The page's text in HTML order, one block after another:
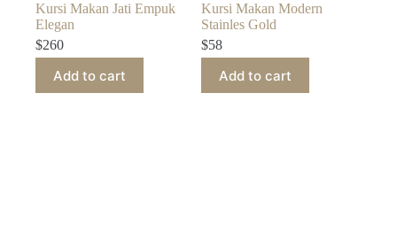
Kursi Makan Jati Empuk
Elegan
$260
Add to cart
Kursi Makan Modern
Stainles Gold
$58
Add to cart